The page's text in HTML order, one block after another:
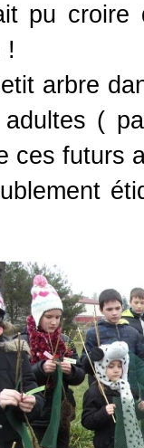
pu
!
arbre
(
ces futurs